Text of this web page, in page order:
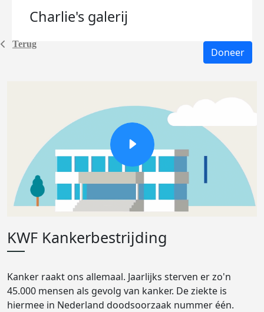
Terug
Charlie's galerij
Doneer
KWF Kankerbestrijding
Kanker raakt ons allemaal. Jaarlijks sterven er zo'n
45.000 mensen als gevolg van kanker. De ziekte is
hiermee in Nederland doodsoorzaak nummer één.